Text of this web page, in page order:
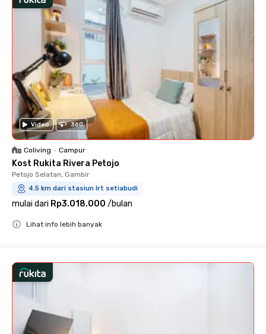
Video 360
Coliving • Campur
Kost Rukita Rivera Petojo
Petojo Selatan, Gambir
4.5 km dari stasiun lrt setiabudi
mulai dari Rp3.018.000 /bulan
Lihat info lebih banyak